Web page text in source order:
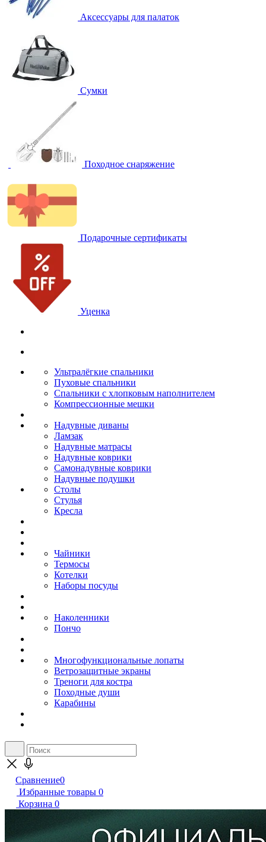
Аксессуары для палаток
Сумки
Походное снаряжение
Подарочные сертификаты
Уценка
Ультралёгкие спальники
Пуховые спальники
Спальники с хлопковым наполнителем
Компрессионные мешки
Надувные диваны
Ламзак
Надувные матрасы
Надувные коврики
Самонадувные коврики
Надувные подушки
Столы
Стулья
Кресла
Чайники
Термосы
Котелки
Наборы посуды
Наколенники
Пончо
Многофункциональные лопаты
Ветрозащитные экраны
Треноги для костра
Походные души
Карабины
Сравнение0
Избранные товары 0
Корзина 0